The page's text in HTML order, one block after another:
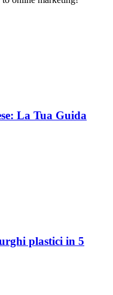
La Tua Guida
plastici in 5